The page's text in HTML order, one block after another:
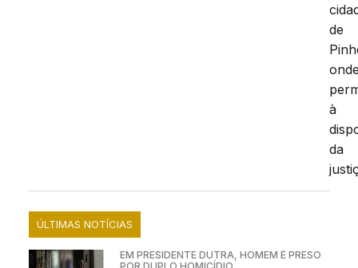
de
à
da
ÚLTIMAS NOTÍCIAS
EM PRESIDENTE DUTRA, HOMEM É PRESO